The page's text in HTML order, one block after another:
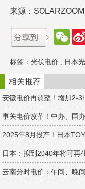
来源：SOLARZOOM
W
e
a
t
标签： 光伏电价 日本
相关推荐
安徽电价再调整！增加2-
事关电价改革！中办、国
2025年8月投产！日本
日本：拟到2040年将可再
云南分时电价：午间、晚